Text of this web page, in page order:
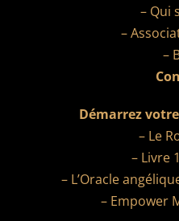
– Qui
–
–
Démarrez
– Le
– Livre
– L’Oracle
– Empower